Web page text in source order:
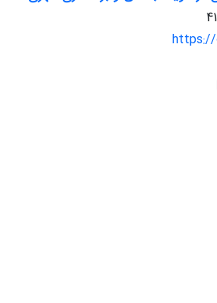
https://